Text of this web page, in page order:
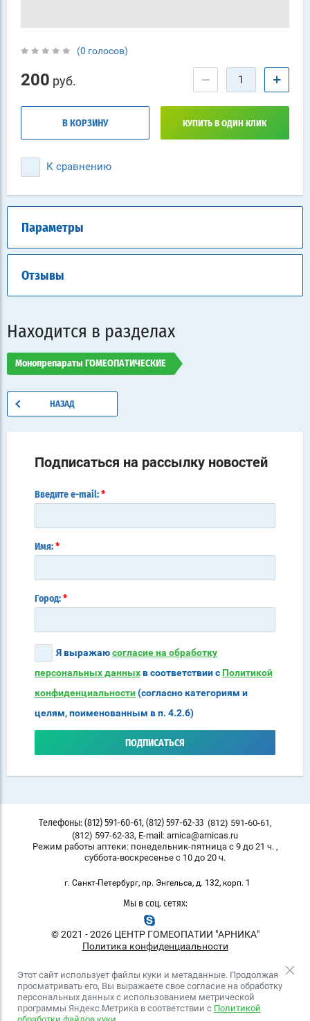
(0 голосов)
200 руб. − +
В КОРЗИНУ КУПИТЬ В ОДИН КЛИК
К сравнению
Параметры
Отзывы
Находится в разделах
Монопрепараты ГОМЕОПАТИЧЕСКИЕ
НАЗАД
Подписаться на рассылку новостей
Введите e-mail: *
Имя: *
Город: *
Я выражаюсогласие на обработку
персональных данныхв соответствии с Политикой
конфиденциальности(согласно категориям и
целям, поименованным в п. 4.2.6)
ПОДПИСАТЬСЯ
Телефоны: (812) 591-60-61, (812) 597-62-33 (812) 591-60-61,
(812) 597-62-33, E-mail: arnica@arnicas.ru
Режим работы аптеки: понедельник-пятница с 9 до 21 ч. ,
суббота-воскресенье с 10 до 20 ч.
г. Санкт-Петербург, пр. Энгельса, д. 132, корп. 1
Мы в соц. сетях:
© 2021 - 2026 ЦЕНТР ГОМЕОПАТИИ "АРНИКА"
Политика конфиденциальности
Этот сайт использует файлы куки и метаданные. Продолжая
просматривать его, Вы выражаете свое согласие на обработку
персональных данных с использованием метрической
программы Яндекс.Метрика в соответствии с Политикой